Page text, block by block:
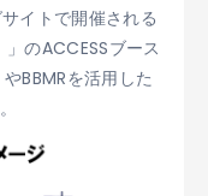
イトで開催される
」のACCESSブース
BBMRを活用した